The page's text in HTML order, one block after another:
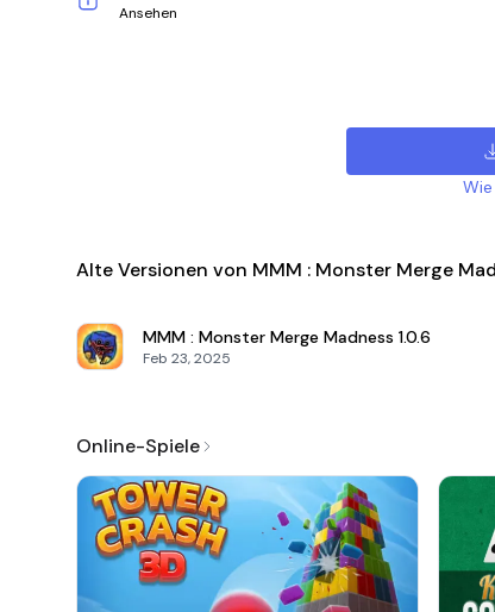
Ansehen
Alte Versionen von MMM : Monster Merge
MMM : Monster Merge Madness 1.0.6
Feb 23, 2025
Online-Spiele